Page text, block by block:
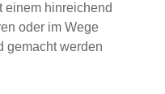
einem hinreichend
oder im Wege
gemacht werden